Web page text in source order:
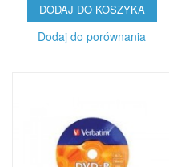
DODAJ DO KOSZYKA
Dodaj do porównania